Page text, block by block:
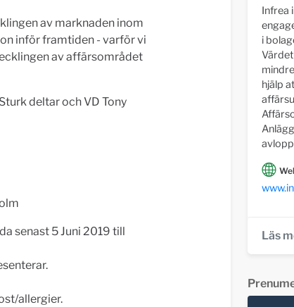
av marknaden inom
inför framtiden - varför vi
av affärsområdet
deltar och VD Tony
senast 5 Juni 2019 till
allergier.
Infrea
i
hjälp
Läs